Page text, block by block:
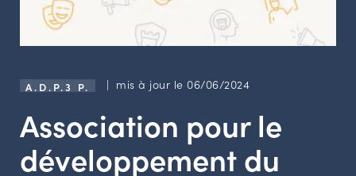
LES ACTIONS PHARES
CONTACT
Agenda
Annuaire
A.D.P.3 P. | mis à jour le 06/06/2024
Association pour le
développement du